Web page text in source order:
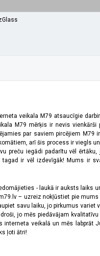
veikala M79 atsaucīgie
M79 mērķis ir nevis
par saviem pircējiem
arī šis process ir viegls
preču iegādi padarītu vēl
ir vēl izdevīgāk! Mums ir
- laukā ir auksts
– uzreiz nokļūstiet pie
savu laiku, jo pirkumus
jo mēs piedāvājam
veikalā un mēs
ļoti ātri!